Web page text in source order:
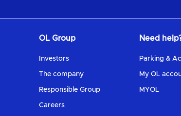
OL Group
Investors
The company
Responsible Group
Careers
Need
Parking &
My OL
MYOL